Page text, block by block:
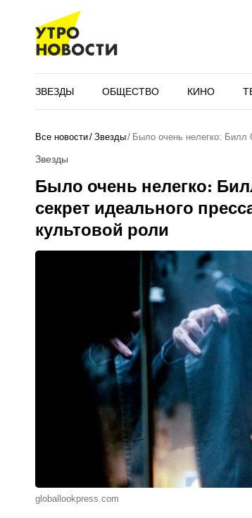
ЗВЕЗДЫ ОБЩЕСТВО КИНО
Все новости Звезды Было очень нелегко: Билл
Звезды
Было очень нелегко:
секрет идеального
культовой роли
globallookpress.com